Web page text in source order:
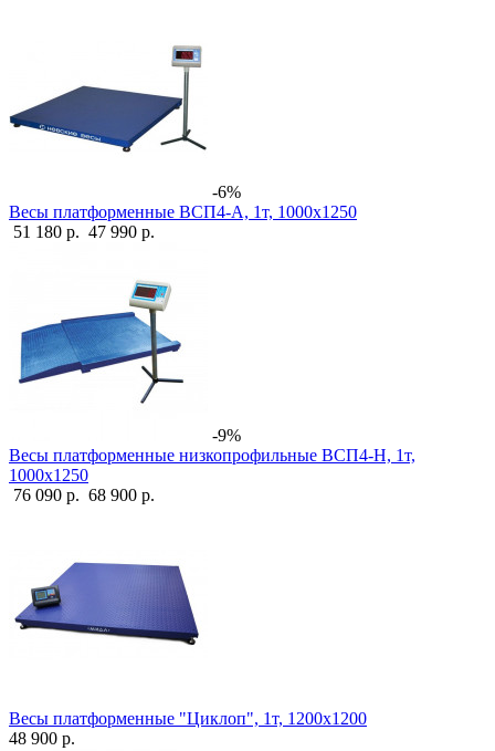
-6%
Весы платформенные ВСП4-А, 1т, 1000х1250
51 180 р. 47 990 р.
-9%
Весы платформенные низкопрофильные ВСП4-Н, 1т,
1000х1250
76 090 р. 68 900 р.
Весы платформенные "Циклоп", 1т, 1200х1200
48 900 р.